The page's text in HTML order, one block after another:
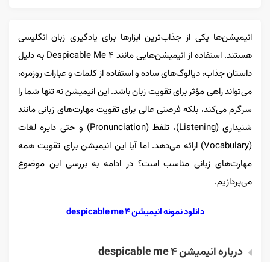
انیمیشن‌ها یکی از جذاب‌ترین ابزارها برای یادگیری زبان انگلیسی
هستند. استفاده از انیمیشن‌هایی مانند Despicable Me 4 به دلیل
داستان جذاب، دیالوگ‌های ساده و استفاده از کلمات و عبارات روزمره،
می‌تواند راهی مؤثر برای تقویت زبان باشد. این انیمیشن نه تنها شما را
سرگرم می‌کند، بلکه فرصتی عالی برای تقویت مهارت‌های زبانی مانند
شنیداری (Listening)، تلفظ (Pronunciation) و حتی دایره لغات
(Vocabulary) ارائه می‌دهد. اما آیا این انیمیشن برای تقویت همه
مهارت‌های زبانی مناسب است؟ در ادامه به بررسی این موضوع
می‌پردازیم.
دانلود نمونه انیمیشن despicable me 4
درباره انیمیشن despicable me 4